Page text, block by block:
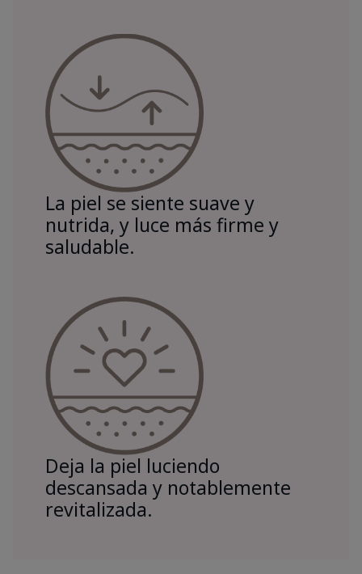
La piel se siente suave y
nutrida, y luce más firme y
saludable.
Deja la piel luciendo
descansada y notablemente
revitalizada.